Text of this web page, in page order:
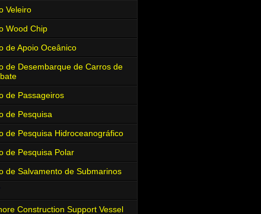
Veleiro
Wood Chip
de Apoio Oceânico
de Desembarque de Carros de
de Passageiros
de Pesquisa
de Pesquisa Hidroceanográfico
de Pesquisa Polar
de Salvamento de Submarinos
Construction Support Vessel